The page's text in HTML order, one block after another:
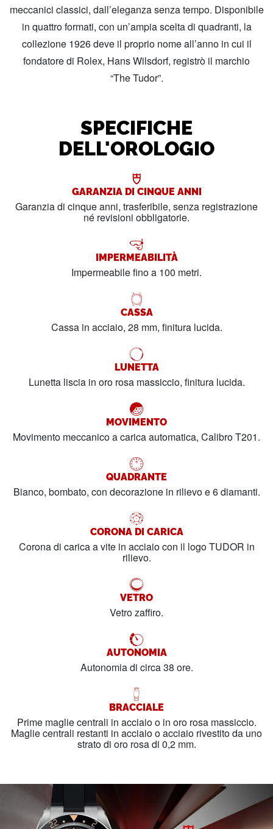
meccanici classici, dall’eleganza senza tempo. Disponibile
in quattro formati, con un’ampia scelta di quadranti, la
collezione 1926 deve il proprio nome all’anno in cui il
fondatore di Rolex, Hans Wilsdorf, registrò il marchio
“The Tudor”.
SPECIFICHE
DELL'OROLOGIO
GARANZIA DI CINQUE ANNI
Garanzia di cinque anni, trasferibile, senza registrazione
né revisioni obbligatorie.
IMPERMEABILITÀ
Impermeabile fino a 100 metri.
CASSA
Cassa in acciaio, 28 mm, finitura lucida.
LUNETTA
Lunetta liscia in oro rosa massiccio, finitura lucida.
MOVIMENTO
Movimento meccanico a carica automatica, Calibro T201.
QUADRANTE
Bianco, bombato, con decorazione in rilievo e 6 diamanti.
CORONA DI CARICA
Corona di carica a vite in acciaio con il logo TUDOR in
rilievo.
VETRO
Vetro zaffiro.
AUTONOMIA
Autonomia di circa 38 ore.
BRACCIALE
Prime maglie centrali in acciaio o in oro rosa massiccio.
Maglie centrali restanti in acciaio o acciaio rivestito da uno
strato di oro rosa di 0,2 mm.